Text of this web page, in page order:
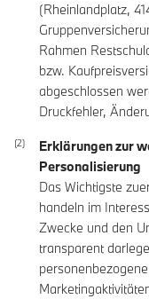
(Rheinlandplatz,
Rahmen
bzw.
abgeschlossen
Druckfehler,
Erklärungen zur
Personalisierung
Das Wichtigste
handeln im
Zwecke und den
transparent